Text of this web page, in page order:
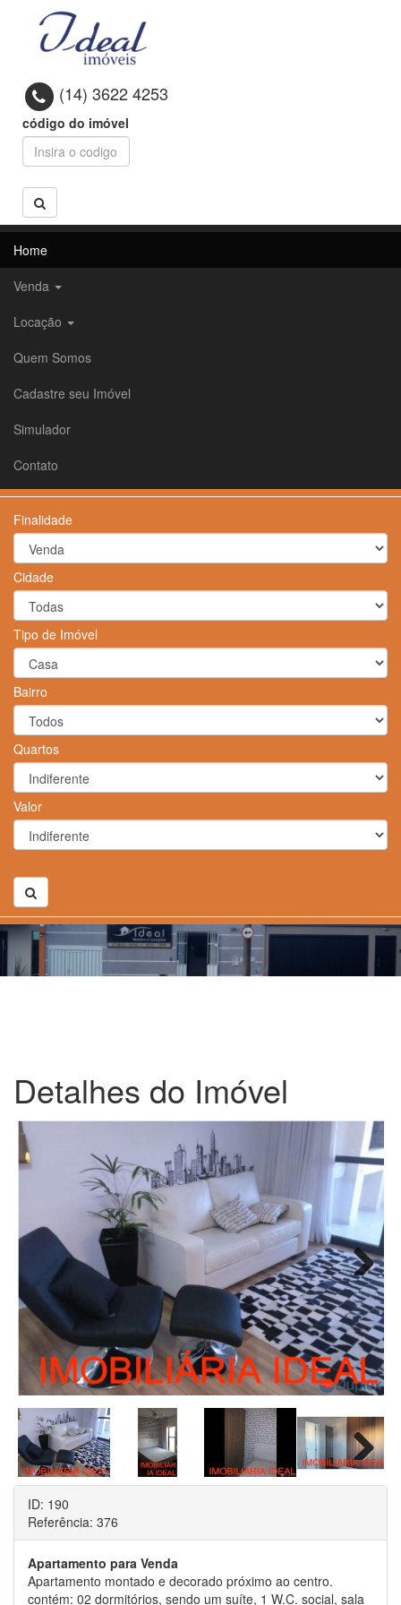
(14) 3622 4253
código do imóvel
Home
Venda
Locação
Quem Somos
Cadastre seu Imóvel
Simulador
Contato
Finalidade
Cidade
Tipo de Imóvel
Bairro
Quartos
Valor
Detalhes do Imóvel
Next
Next
ID: 190
Referência: 376
Apartamento para Venda
Apartamento montado e decorado próximo ao centro.
contém: 02 dormitórios, sendo um suíte, 1 W.C. social, sala